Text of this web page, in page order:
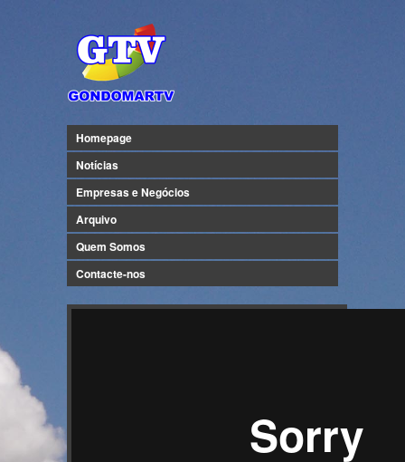
Homepage
Notícias
Empresas e Negócios
Arquivo
Quem Somos
Contacte-nos